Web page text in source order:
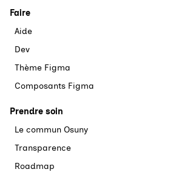
Faire
Aide
Dev
Thème Figma
Composants Figma
Prendre soin
Le commun Osuny
Transparence
Roadmap